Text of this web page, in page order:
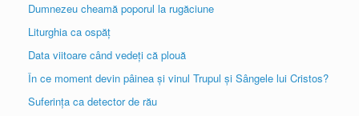
Dumnezeu cheamă poporul la rugăciune
Liturghia ca ospăț
Data viitoare când vedeți că plouă
În ce moment devin pâinea și vinul Trupul și Sângele lui Cristos?
Suferința ca detector de rău